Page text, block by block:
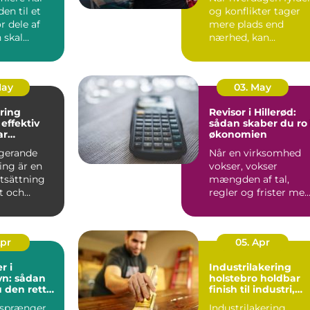
til et
dele af
skal
og konflikter tager
mere plads end
nærhed, kan
at føles t...
är en
och
03. May
Revisor i Hillerød:
sådan skaber du ro
økonomien
Når en virksomhed
vokser, vokser
mængden af tal,
regler og frister med.
i
sådan
den rette
05. Apr
Industrilakering
holstebro holdbar
finish til industri,